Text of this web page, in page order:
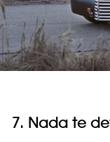
7. Nada te